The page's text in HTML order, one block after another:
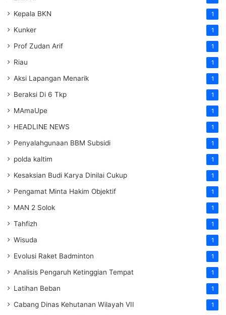
Kepala BKN 1
Kunker 1
Prof Zudan Arif 1
Riau 1
Aksi Lapangan Menarik 1
Beraksi Di 6 Tkp 1
MAmaUpe 1
HEADLINE NEWS 1
Penyalahgunaan BBM Subsidi 1
polda kaltim 1
Kesaksian Budi Karya Dinilai Cukup 1
Pengamat Minta Hakim Objektif 1
MAN 2 Solok 1
Tahfizh 1
Wisuda 1
Evolusi Raket Badminton 1
Analisis Pengaruh Ketinggian Tempat 1
Latihan Beban 1
Cabang Dinas Kehutanan Wilayah VII 1